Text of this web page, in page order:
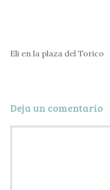
Eli en la plaza del Torico
Deja un comentario